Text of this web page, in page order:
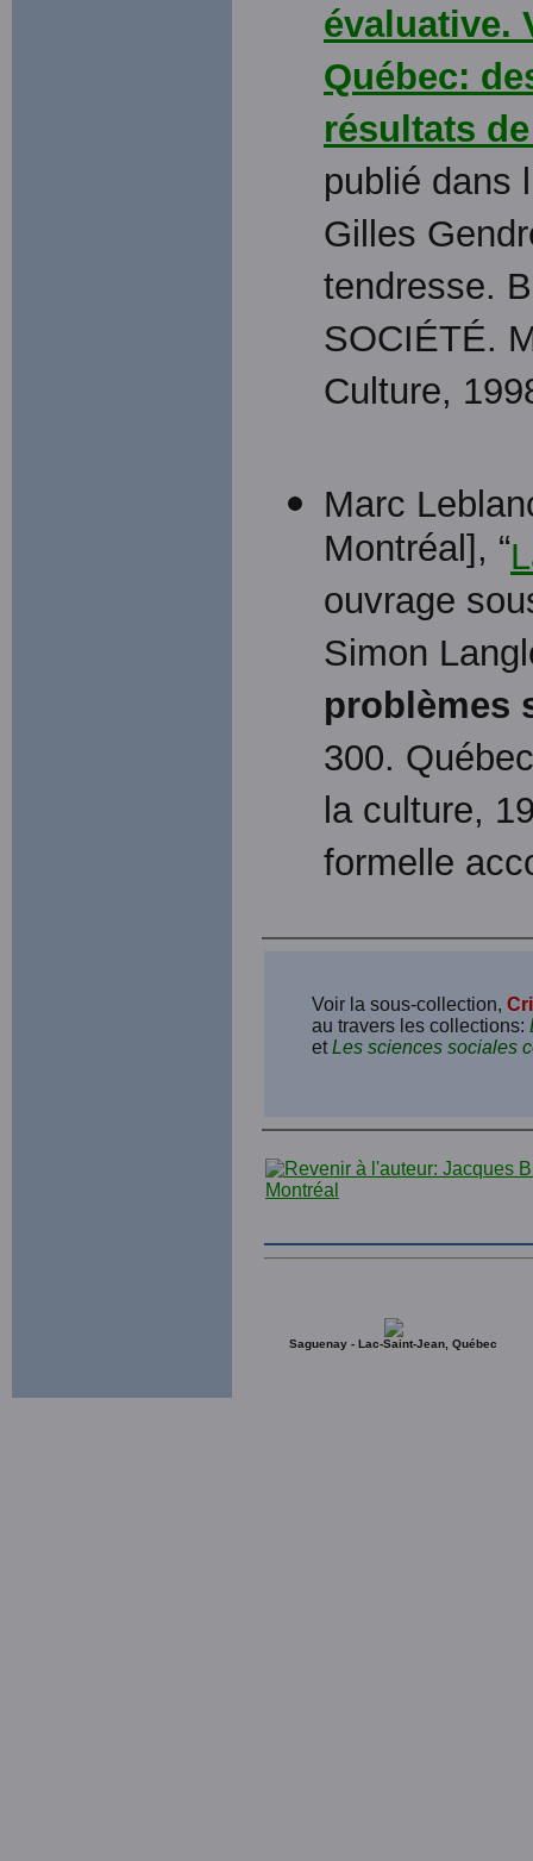
évaluative.
Québec:
résultats
publié dans
Gilles
tendresse.
SOCIÉTÉ.
Culture,
Marc
Montréal], “
ouvrage
Simon
problèmes
300.
la culture,
formelle
Voir la sous-collection,
au travers les collections:
etLes sciences sociales
Saguenay - Lac-Saint-Jean, Québec